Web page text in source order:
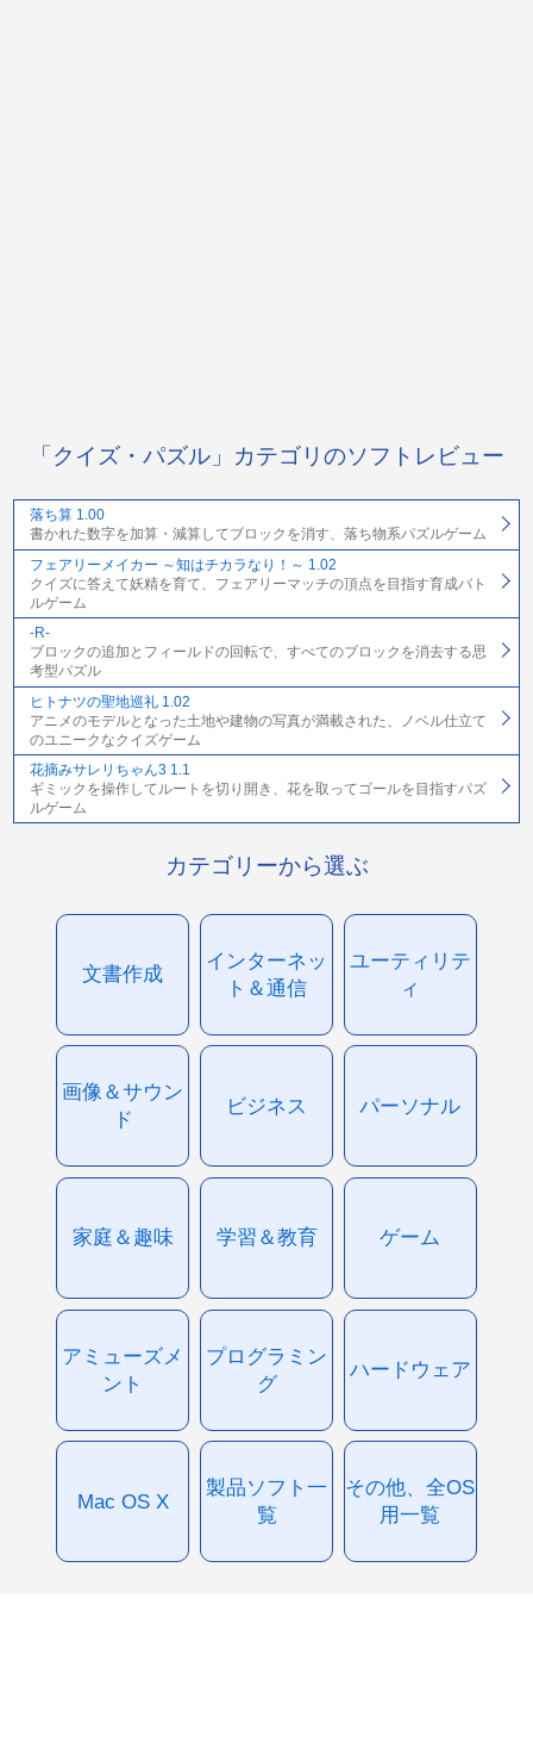
「クイズ・パズル」カテゴリのソフトレビュー
落ち算 1.00
書かれた数字を加算・減算してブロックを消す、落ち物系パズルゲーム
フェアリーメイカー ～知はチカラなり！～ 1.02
クイズに答えて妖精を育て、フェアリーマッチの頂点を目指す育成バト
ルゲーム
-R-
ブロックの追加とフィールドの回転で、すべてのブロックを消去する思
考型パズル
ヒトナツの聖地巡礼 1.02
アニメのモデルとなった土地や建物の写真が満載された、ノベル仕立て
のユニークなクイズゲーム
花摘みサレリちゃん3 1.1
ギミックを操作してルートを切り開き、花を取ってゴールを目指すパズ
ルゲーム
カテゴリーから選ぶ
文書作成
インターネッ
ト＆通信
ユーティリテ
ィ
画像＆サウン
ド
ビジネス パーソナル
家庭＆趣味 学習＆教育 ゲーム
アミューズメ
ント
プログラミン
グ
ハードウェア
Mac OS X
製品ソフト一
覧
その他、全OS
用一覧